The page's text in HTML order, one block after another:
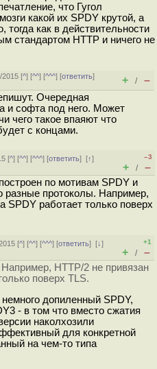
что Гугол
какой их SPDY крутой, а
тогда как в действительности
стандартом HTTP и ничего не
2015 [^] [^^] [^^^] [ответить]
+ / –
Очередная
и софта под него. Может
чего такое впаяют что
с концами.
[^] [^^] [^^^] [ответить][↑]
–3
+ / –
по мотивам SPDY и
разные протоколы. Например,
SPDY работает только поверх
[^] [^^] [^^^] [ответить][↓]
+1
+ / –
HTTP/2 не привязан
поверх TLS.
допиленный SPDY,
- в том что вместо сжатия
наколхозили
для конкретной
на чем-то типа